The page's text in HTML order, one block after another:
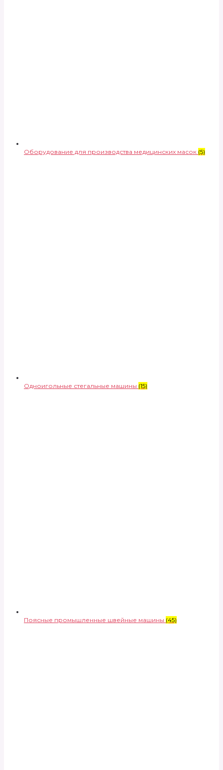
Оборудование для производства медицинских масок (5)
Одноигольные стегальные машины (15)
Поясные промышленные швейные машины (45)